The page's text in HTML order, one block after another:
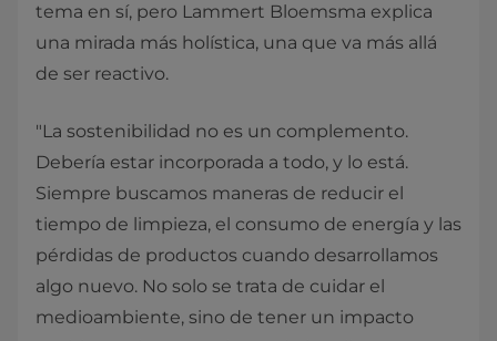
tema en sí, pero Lammert Bloemsma explica
una mirada más holística, una que va más allá
de ser reactivo.
"La sostenibilidad no es un complemento.
Debería estar incorporada a todo, y lo está.
Siempre buscamos maneras de reducir el
tiempo de limpieza, el consumo de energía y las
pérdidas de productos cuando desarrollamos
algo nuevo. No solo se trata de cuidar el
medioambiente, sino de tener un impacto